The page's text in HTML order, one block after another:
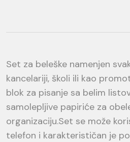
Set za beleške namenjen
kancelariji, školi ili kao
blok za pisanje sa belim
samolepljive papiriće za
organizaciju.Set se može
telefon i karakterističan je